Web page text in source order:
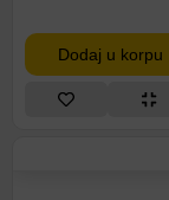
Dodaj u korpu